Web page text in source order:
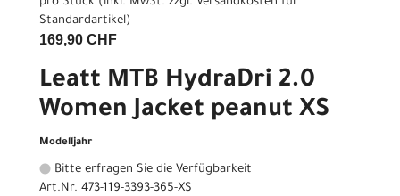
Standardartikel)
169,90 CHF
Leatt MTB HydraDri 2.0
Women Jacket peanut XS
Modelljahr
Bitte erfragen Sie die Verfügbarkeit
Art.Nr. 473-119-3393-365-XS